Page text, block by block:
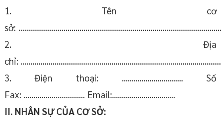
1. Tên cơ
sở:
2. Địa
chỉ:
3. Điện thoại: ............................... Số
Fax: ............................... Email:................................
II. NHÂN SỰCỦA CƠSỞ: